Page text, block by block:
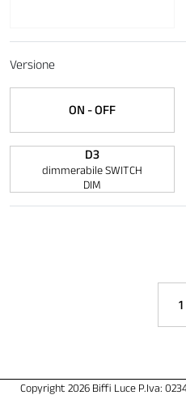
Versione
ON - OFF
D3
dimmerabile SWITCH
DIM
PLUS
H90
Copyright 2026 Biffi Luce P.Iva: